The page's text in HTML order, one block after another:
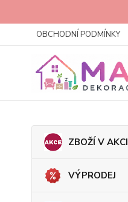
OBCHODNÍ PODMÍNKY
ZBOŽÍ V AKCI
VÝPRODEJ